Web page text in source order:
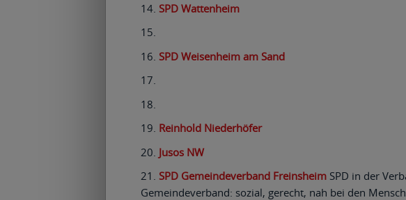
SPD Wattenheim
SPD Weisenheim am Sand
Reinhold Niederhöfer
Jusos NW
SPD Gemeindeverband Freinsheim SPD in der
Gemeindeverband: sozial, gerecht, nah bei den